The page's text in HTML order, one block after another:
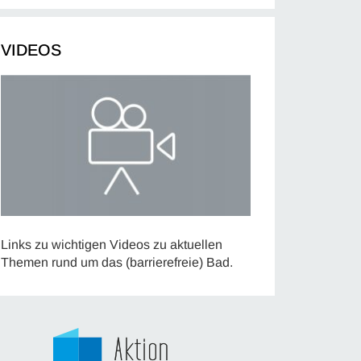
VIDEOS
Links zu wichtigen Videos zu aktuellen
Themen rund um das (barrierefreie) Bad.